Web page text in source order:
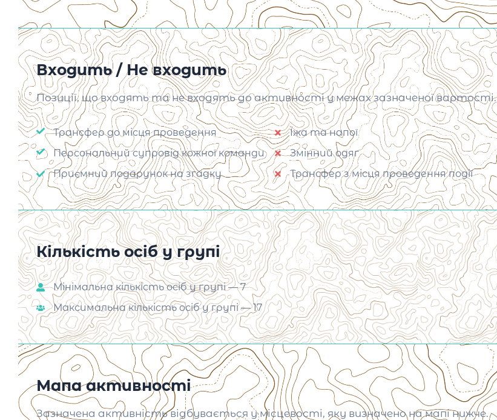
Входить / Не входить
Позиції, що входять та не входять до активності у межах зазначеної вартості.
Трансфер до місця проведення
Персональний супровід кожної команди
Приємний подарунок на згадку
Їжа та напої
Змінний одяг
Трансфер з місця проведення події
Кількість осіб у групі
Мінімальна кількість осіб у групі — 7
Максимальна кількість осіб у групі — 17
Мапа активності
Зазначена активність відбувається у місцевості, яку визначено на мапі нижче.